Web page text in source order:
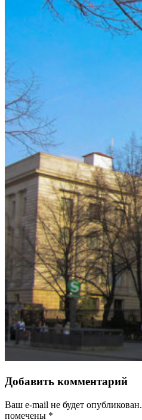
Добавить комментарий
Ваш e-mail не будет опубликован.
помечены *